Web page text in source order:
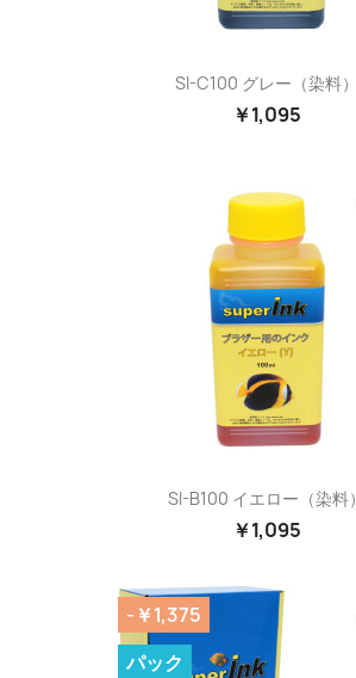
SI-C100 グレー（染料）
￥1,095
SI-B100 イエロー（染料）
￥1,095
-￥1,375
パック